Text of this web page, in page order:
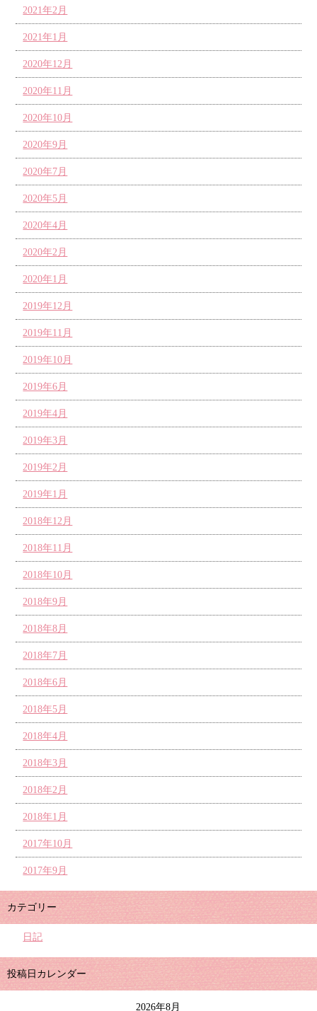
2021年2月
2021年1月
2020年12月
2020年11月
2020年10月
2020年9月
2020年7月
2020年5月
2020年4月
2020年2月
2020年1月
2019年12月
2019年11月
2019年10月
2019年6月
2019年4月
2019年3月
2019年2月
2019年1月
2018年12月
2018年11月
2018年10月
2018年9月
2018年8月
2018年7月
2018年6月
2018年5月
2018年4月
2018年3月
2018年2月
2018年1月
2017年10月
2017年9月
カテゴリー
日記
投稿日カレンダー
2026年8月